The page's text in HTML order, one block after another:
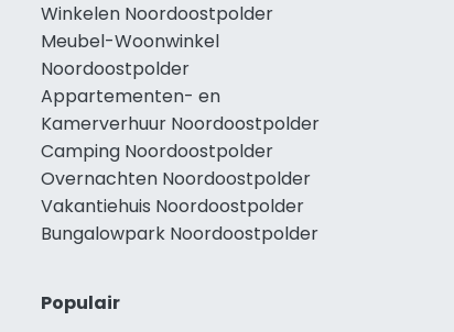
Winkelen Noordoostpolder
Meubel-Woonwinkel
Noordoostpolder
Appartementen- en
Kamerverhuur Noordoostpolder
Camping Noordoostpolder
Overnachten Noordoostpolder
Vakantiehuis Noordoostpolder
Bungalowpark Noordoostpolder
Populair